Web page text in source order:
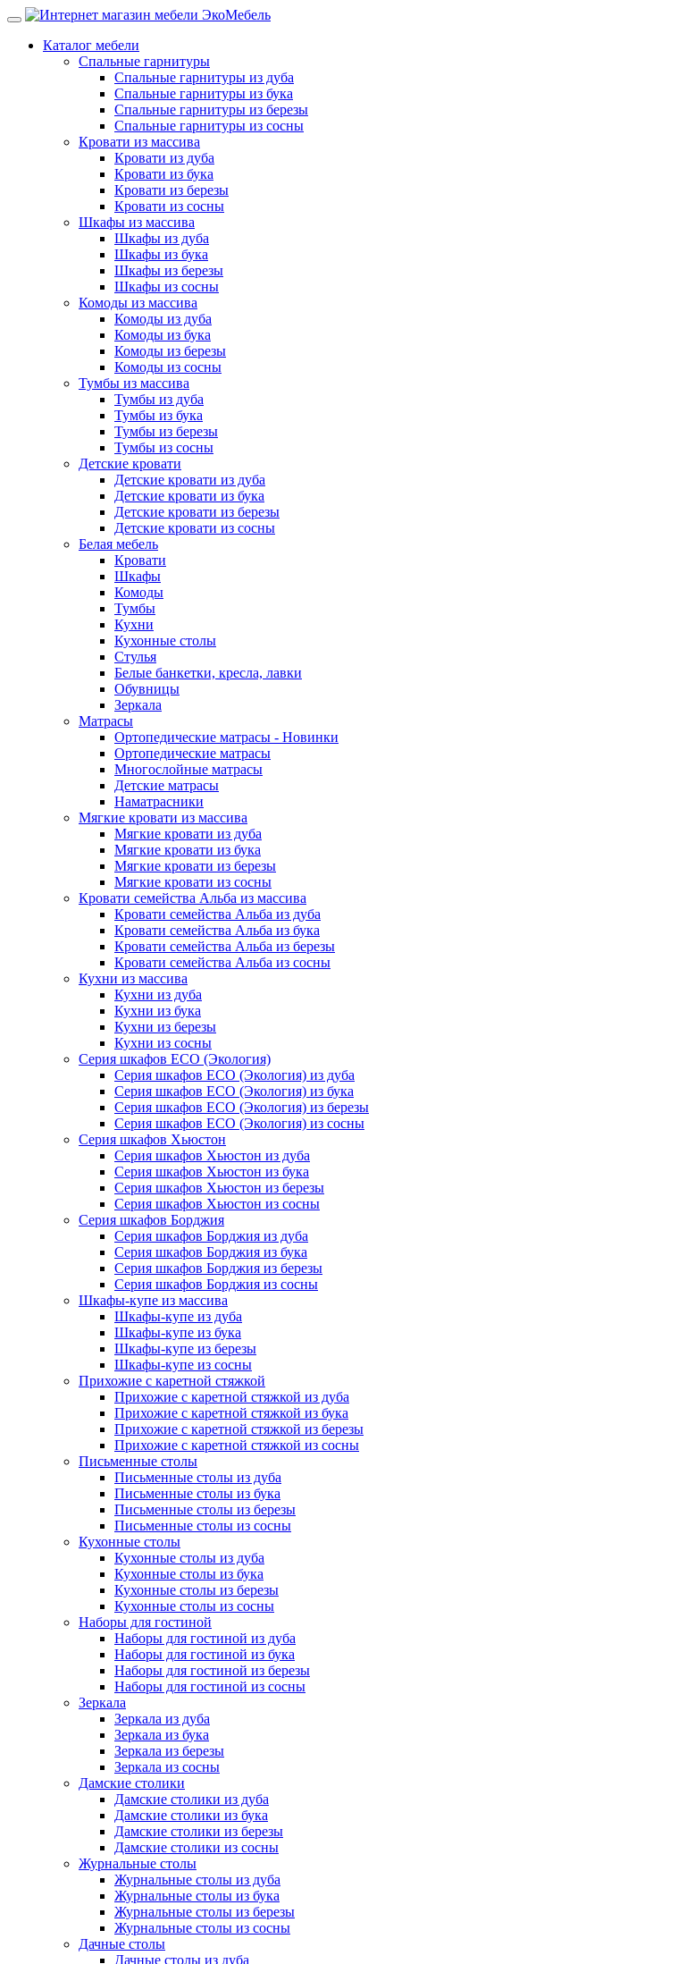
Каталог мебели
Спальные гарнитуры
Спальные гарнитуры из дуба
Спальные гарнитуры из бука
Спальные гарнитуры из березы
Спальные гарнитуры из сосны
Кровати из массива
Кровати из дуба
Кровати из бука
Кровати из березы
Кровати из сосны
Шкафы из массива
Шкафы из дуба
Шкафы из бука
Шкафы из березы
Шкафы из сосны
Комоды из массива
Комоды из дуба
Комоды из бука
Комоды из березы
Комоды из сосны
Тумбы из массива
Тумбы из дуба
Тумбы из бука
Тумбы из березы
Тумбы из сосны
Детские кровати
Детские кровати из дуба
Детские кровати из бука
Детские кровати из березы
Детские кровати из сосны
Белая мебель
Кровати
Шкафы
Комоды
Тумбы
Кухни
Кухонные столы
Стулья
Белые банкетки, кресла, лавки
Обувницы
Зеркала
Матрасы
Ортопедические матрасы - Новинки
Ортопедические матрасы
Многослойные матрасы
Детские матрасы
Наматрасники
Мягкие кровати из массива
Мягкие кровати из дуба
Мягкие кровати из бука
Мягкие кровати из березы
Мягкие кровати из сосны
Кровати семейства Альба из массива
Кровати семейства Альба из дуба
Кровати семейства Альба из бука
Кровати семейства Альба из березы
Кровати семейства Альба из сосны
Кухни из массива
Кухни из дуба
Кухни из бука
Кухни из березы
Кухни из сосны
Серия шкафов ECO (Экология)
Серия шкафов ECO (Экология) из дуба
Серия шкафов ECO (Экология) из бука
Серия шкафов ECO (Экология) из березы
Серия шкафов ECO (Экология) из сосны
Серия шкафов Хьюстон
Серия шкафов Хьюстон из дуба
Серия шкафов Хьюстон из бука
Серия шкафов Хьюстон из березы
Серия шкафов Хьюстон из сосны
Серия шкафов Борджия
Серия шкафов Борджия из дуба
Серия шкафов Борджия из бука
Серия шкафов Борджия из березы
Серия шкафов Борджия из сосны
Шкафы-купе из массива
Шкафы-купе из дуба
Шкафы-купе из бука
Шкафы-купе из березы
Шкафы-купе из сосны
Прихожие с каретной стяжкой
Прихожие с каретной стяжкой из дуба
Прихожие с каретной стяжкой из бука
Прихожие с каретной стяжкой из березы
Прихожие с каретной стяжкой из сосны
Письменные столы
Письменные столы из дуба
Письменные столы из бука
Письменные столы из березы
Письменные столы из сосны
Кухонные столы
Кухонные столы из дуба
Кухонные столы из бука
Кухонные столы из березы
Кухонные столы из сосны
Наборы для гостиной
Наборы для гостиной из дуба
Наборы для гостиной из бука
Наборы для гостиной из березы
Наборы для гостиной из сосны
Зеркала
Зеркала из дуба
Зеркала из бука
Зеркала из березы
Зеркала из сосны
Дамские столики
Дамские столики из дуба
Дамские столики из бука
Дамские столики из березы
Дамские столики из сосны
Журнальные столы
Журнальные столы из дуба
Журнальные столы из бука
Журнальные столы из березы
Журнальные столы из сосны
Дачные столы
Дачные столы из дуба